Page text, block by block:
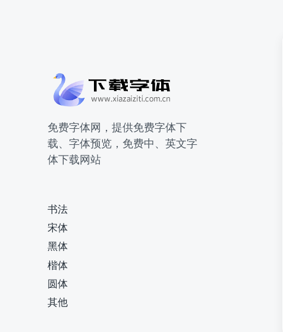
免费字体网，提供免费字体下
载、字体预览，免费中、英文字
体下载网站
书法
宋体
黑体
楷体
圆体
其他